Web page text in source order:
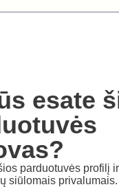
esate
parduotuvės profilį
siūlomais privalumais.